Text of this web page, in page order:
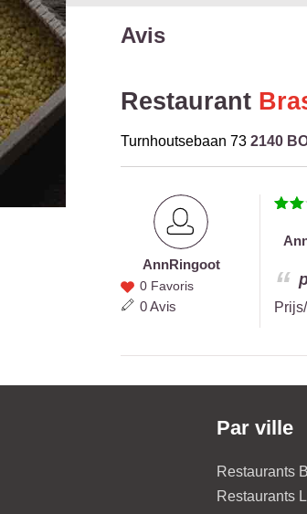
Avis
Restaurant
Turnhoutsebaan 73 2140
Ann
Ringoot
AnnRingoot
0 Favoris
0 Avis
Par ville
Restaurants
Restaurants